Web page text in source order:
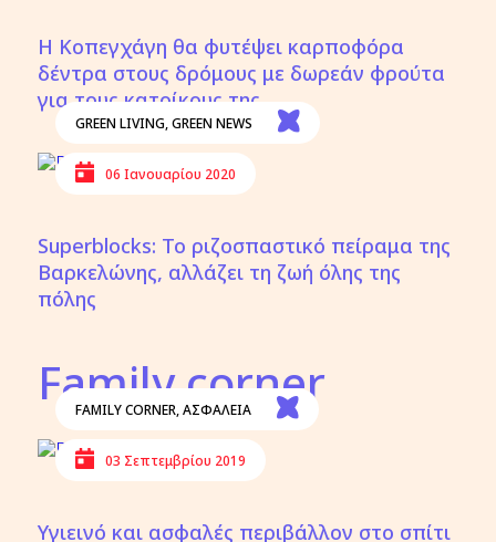
Η Κοπεγχάγη θα φυτέψει καρποφόρα
δέντρα στους δρόμους με δωρεάν φρούτα
για τους κατοίκους της
GREEN LIVING,GREEN NEWS
06 Ιανουαρίου 2020
Superblocks: Το ριζοσπαστικό πείραμα της
Βαρκελώνης, αλλάζει τη ζωή όλης της
πόλης
Family corner
FAMILY CORNER,ΑΣΦΑΛΕΙΑ
03 Σεπτεμβρίου 2019
Υγιεινό και ασφαλές περιβάλλον στο σπίτι